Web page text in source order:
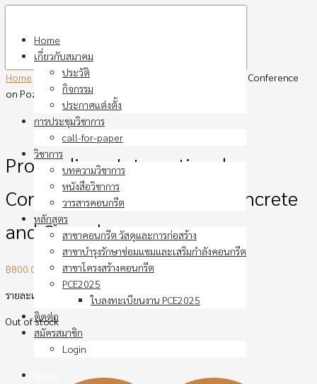
contentHome
เกี่ยวกับสมาคม
ประวัติ
กิจกรรม
ประกาศแต่งตั้ง
การประชุมวิชาการ
call-for-paper
วิชาการ
บทความวิชาการ
หนังสือวิชาการ
วารสารคอนกรีต
หลักสูตร
สาขาคอนกรีต วัสดุและการก่อสร้าง
สาขาบำรุงรักษาซ่อมแซมและเสริมกำลังคอนกรีต
สาขาโครงสร้างคอนกรีต
PCE2025
ใบลงทะเบียนงาน PCE2025
ติดต่อ
สมัครสมาชิก
Login
Home หนังสืออื่นๆ ที่น่าสนใจ
Proceeding : International Conference
on Pozzolan, Concrete and Geopolymer
Proceeding : International
Conference on Pozzolan, Concrete
and Geopolymer
฿800.00
รายละเอียดหนังสือ
Out of stock